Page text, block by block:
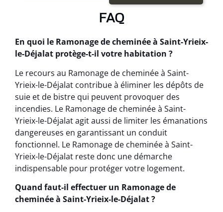
FAQ
En quoi le Ramonage de cheminée à Saint-Yrieix-
le-Déjalat protège-t-il votre habitation ?
Le recours au Ramonage de cheminée à Saint-
Yrieix-le-Déjalat contribue à éliminer les dépôts de
suie et de bistre qui peuvent provoquer des
incendies. Le Ramonage de cheminée à Saint-
Yrieix-le-Déjalat agit aussi de limiter les émanations
dangereuses en garantissant un conduit
fonctionnel. Le Ramonage de cheminée à Saint-
Yrieix-le-Déjalat reste donc une démarche
indispensable pour protéger votre logement.
Quand faut-il effectuer un Ramonage de
cheminée à Saint-Yrieix-le-Déjalat ?